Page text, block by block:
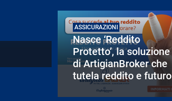
ASSICURAZIONI
Nasce ‘Reddito
Protetto’, la soluzione
di ArtigianBroker che
tutela reddito e futuro